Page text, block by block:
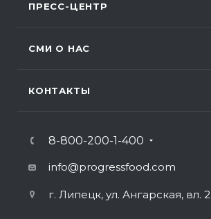
ПРЕСС-ЦЕНТР
СМИ О НАС
КОНТАКТЫ
8-800-200-1-400
info@progressfood.com
г. Липецк, ул. Ангарская, вл. 2